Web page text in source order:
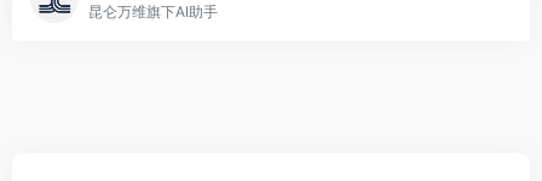
昆仑万维旗下AI助手